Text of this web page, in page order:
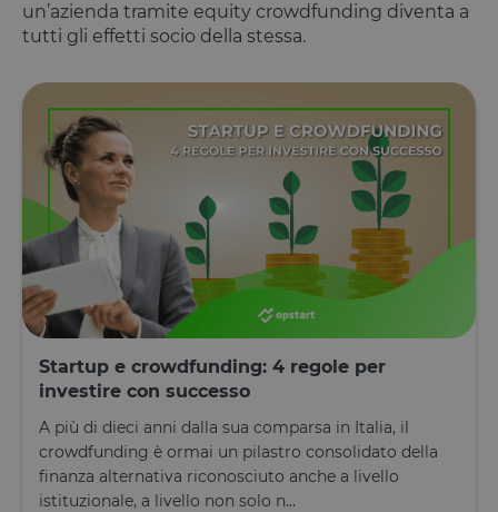
un’azienda tramite equity crowdfunding diventa a
tutti gli effetti socio della stessa.
Startup e crowdfunding: 4 regole per
investire con successo
A più di dieci anni dalla sua comparsa in Italia, il
crowdfunding è ormai un pilastro consolidato della
finanza alternativa riconosciuto anche a livello
istituzionale, a livello non solo n...